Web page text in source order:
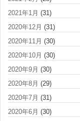
2021年1月 (31)
2020年12月 (31)
2020年11月 (30)
2020年10月 (30)
2020年9月 (30)
2020年8月 (29)
2020年7月 (31)
2020年6月 (30)